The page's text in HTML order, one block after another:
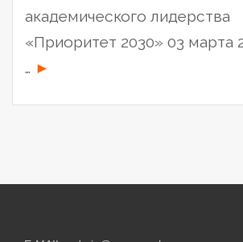
академического лидерства
«Приоритет 2030» 03 марта
… ►